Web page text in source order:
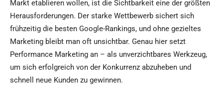
Markt etablieren wollen, ist die Sichtbarkeit eine der größten
Herausforderungen. Der starke Wettbewerb sichert sich
frühzeitig die besten Google-Rankings, und ohne gezieltes
Marketing bleibt man oft unsichtbar. Genau hier setzt
Performance Marketing an – als unverzichtbares Werkzeug,
um sich erfolgreich von der Konkurrenz abzuheben und
schnell neue Kunden zu gewinnen.